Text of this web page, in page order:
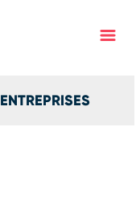
ENTREPRISES